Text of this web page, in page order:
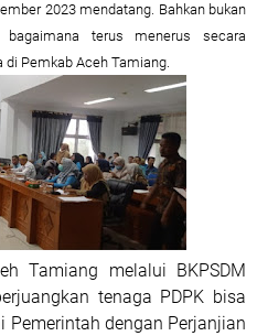
2023 mendatang. Bahkan bukan
terus menerus secara
di Pemkab Aceh Tamiang.
Tamiang melalui BKPSDM
tenaga PDPK bisa
Pemerintah dengan Perjanjian